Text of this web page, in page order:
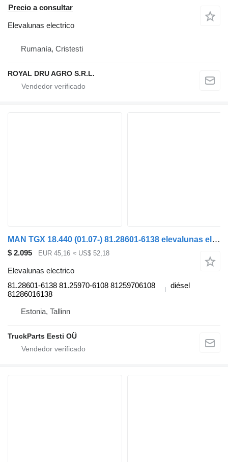
Precio a consultar
Elevalunas electrico
Rumanía, Cristesti
ROYAL DRU AGRO S.R.L.
MAN TGX 18.440 (01.07-) 81.28601-6138 elevalunas electrico para MAN TGL, TGM, TGS, TGX (2005-2021) camión
$ 2.095 EUR 45,16 ≈ US$ 52,18
Elevalunas electrico
81.28601-6138 81.25970-6108 81259706108
81286016138
diésel
Estonia, Tallinn
TruckParts Eesti OÜ